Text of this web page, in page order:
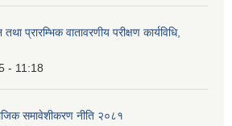
प्रारम्भिक वातावरणीय परीक्षण कार्यविधि,
- 11:18
समावेशीकरण नीति २०८१